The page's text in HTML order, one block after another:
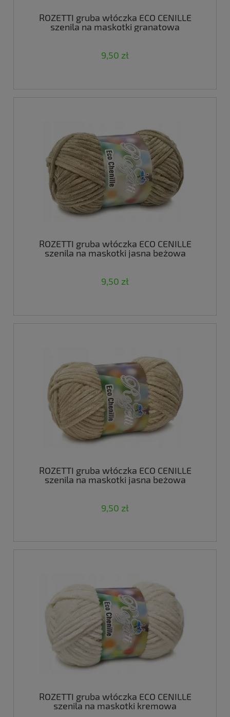
ROZETTI gruba włóczka ECO CENILLE
szenila na maskotki granatowa
9,50 zł
ROZETTI gruba włóczka ECO CENILLE
szenila na maskotki jasna beżowa
9,50 zł
ROZETTI gruba włóczka ECO CENILLE
szenila na maskotki jasna beżowa
9,50 zł
ROZETTI gruba włóczka ECO CENILLE
szenila na maskotki kremowa